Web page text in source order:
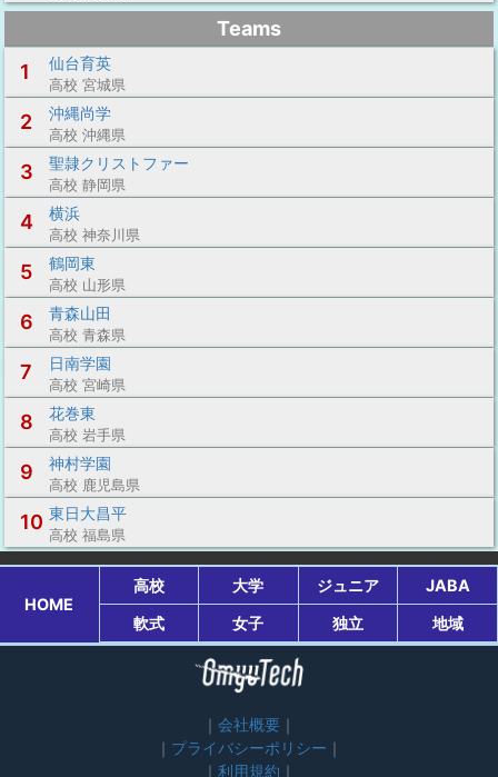
Teams
1
仙台育英
高校 宮城県
2 沖縄尚学
高校 沖縄県
3 聖隷クリストファー
高校 静岡県
4 横浜
高校 神奈川県
5 鶴岡東
高校 山形県
6 青森山田
高校 青森県
7 日南学園
高校 宮崎県
8 花巻東
高校 岩手県
9 神村学園
高校 鹿児島県
10 東日大昌平
高校 福島県
HOME
高校 大学 ジュニア
JABA
軟式
女子 独立 地域
会社概要
プライバシーポリシー
利用規約